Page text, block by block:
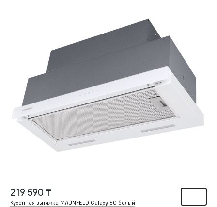
219 590 ₸
Кухонная вытяжка MAUNFELD Galaxy 60 белый